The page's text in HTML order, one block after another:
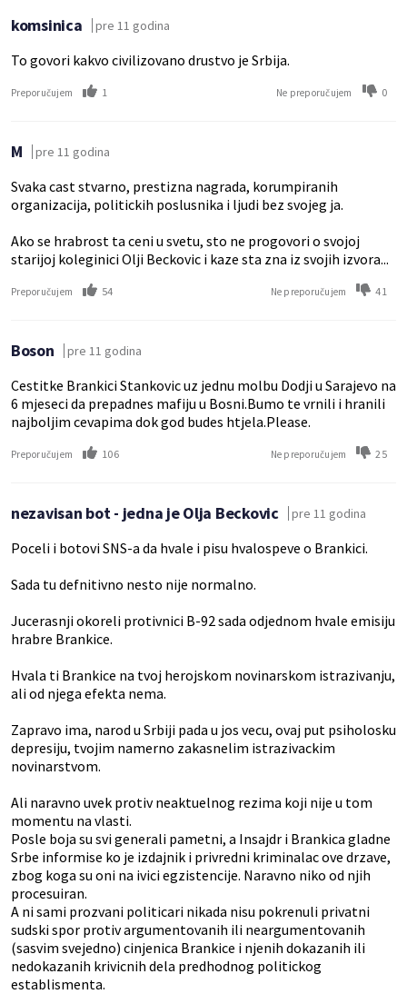
komsinica pre 11 godina
To govori kakvo civilizovano drustvo je Srbija.
Preporučujem 1 Ne preporučujem 0
M pre 11 godina
Svaka cast stvarno, prestizna nagrada, korumpiranih
organizacija, politickih poslusnika i ljudi bez svojeg ja.
Ako se hrabrost ta ceni u svetu, sto ne progovori o svojoj
starijoj koleginici Olji Beckovic i kaze sta zna iz svojih izvora...
Preporučujem 54 Ne preporučujem 41
Boson pre 11 godina
Cestitke Brankici Stankovic uz jednu molbu Dodji u Sarajevo na
6 mjeseci da prepadnes mafiju u Bosni.Bumo te vrnili i hranili
najboljim cevapima dok god budes htjela.Please.
Preporučujem 106 Ne preporučujem 25
nezavisan bot - jedna je Olja Beckovic pre 11 godina
Poceli i botovi SNS-a da hvale i pisu hvalospeve o Brankici.
Sada tu defnitivno nesto nije normalno.
Jucerasnji okoreli protivnici B-92 sada odjednom hvale emisiju
hrabre Brankice.
Hvala ti Brankice na tvoj herojskom novinarskom istrazivanju,
ali od njega efekta nema.
Zapravo ima, narod u Srbiji pada u jos vecu, ovaj put psiholosku
depresiju, tvojim namerno zakasnelim istrazivackim
novinarstvom.
Ali naravno uvek protiv neaktuelnog rezima koji nije u tom
momentu na vlasti.
Posle boja su svi generali pametni, a Insajdr i Brankica gladne
Srbe informise ko je izdajnik i privredni kriminalac ove drzave,
zbog koga su oni na ivici egzistencije. Naravno niko od njih
procesuiran.
A ni sami prozvani politicari nikada nisu pokrenuli privatni
sudski spor protiv argumentovanih ili neargumentovanih
(sasvim svejedno) cinjenica Brankice i njenih dokazanih ili
nedokazanih krivicnih dela predhodnog politickog
establismenta.